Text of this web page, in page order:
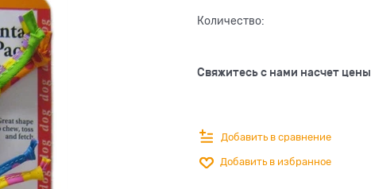
Количество:
Свяжитесь с нами насчет цены
Добавить в сравнение
Добавить в избранное